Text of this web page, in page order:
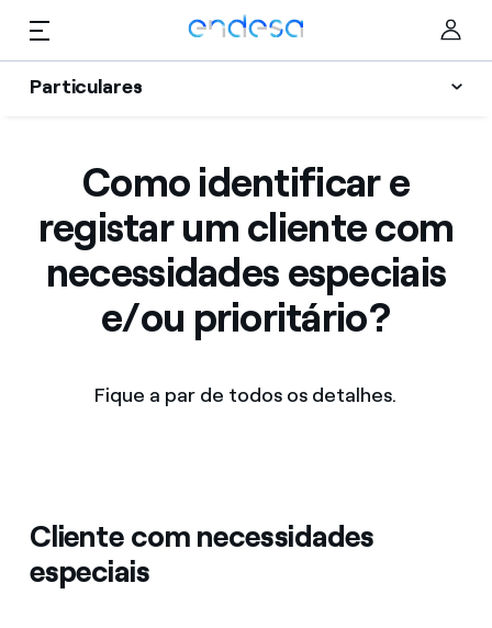
Particulares
Serviços
Vantagens
Apoio
Blog Endesa
Quem somos
Contactos
Particulares Selected item
Negócios
Corporate
Como identificar e
registar um cliente com
necessidades especiais
e/ou prioritário?
Fique a par de todos os detalhes.
Cliente com necessidades
especiais